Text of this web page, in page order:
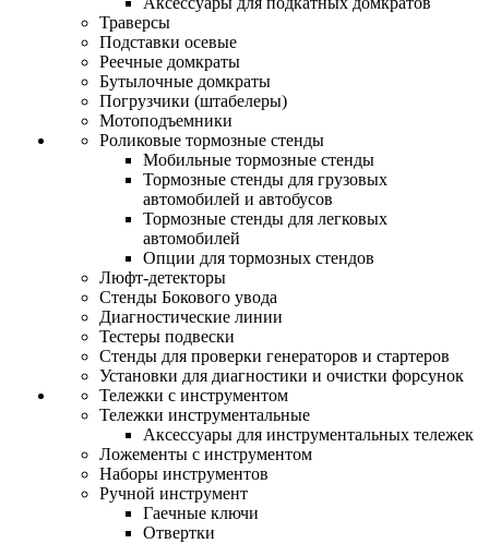
Траверсы
Подставки осевые
Реечные домкраты
Бутылочные домкраты
Погрузчики (штабелеры)
Мотоподъемники
Роликовые тормозные стенды
Мобильные тормозные стенды
Тормозные стенды для грузовых
автомобилей и автобусов
Тормозные стенды для легковых
автомобилей
Опции для тормозных стендов
Люфт-детекторы
Стенды Бокового увода
Диагностические линии
Тестеры подвески
Стенды для проверки генераторов и стартеров
Установки для диагностики и очистки форсунок
Тележки с инструментом
Тележки инструментальные
Аксессуары для инструментальных тележек
Ложементы с инструментом
Наборы инструментов
Ручной инструмент
Гаечные ключи
Отвертки